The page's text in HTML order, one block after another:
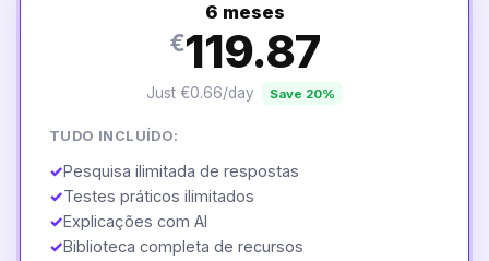
6 meses
€119.87
Just €0.66/day Save 20%
TUDO INCLUÍDO:
✓Pesquisa ilimitada de respostas
✓Testes práticos ilimitados
✓Explicações com AI
✓Biblioteca completa de recursos